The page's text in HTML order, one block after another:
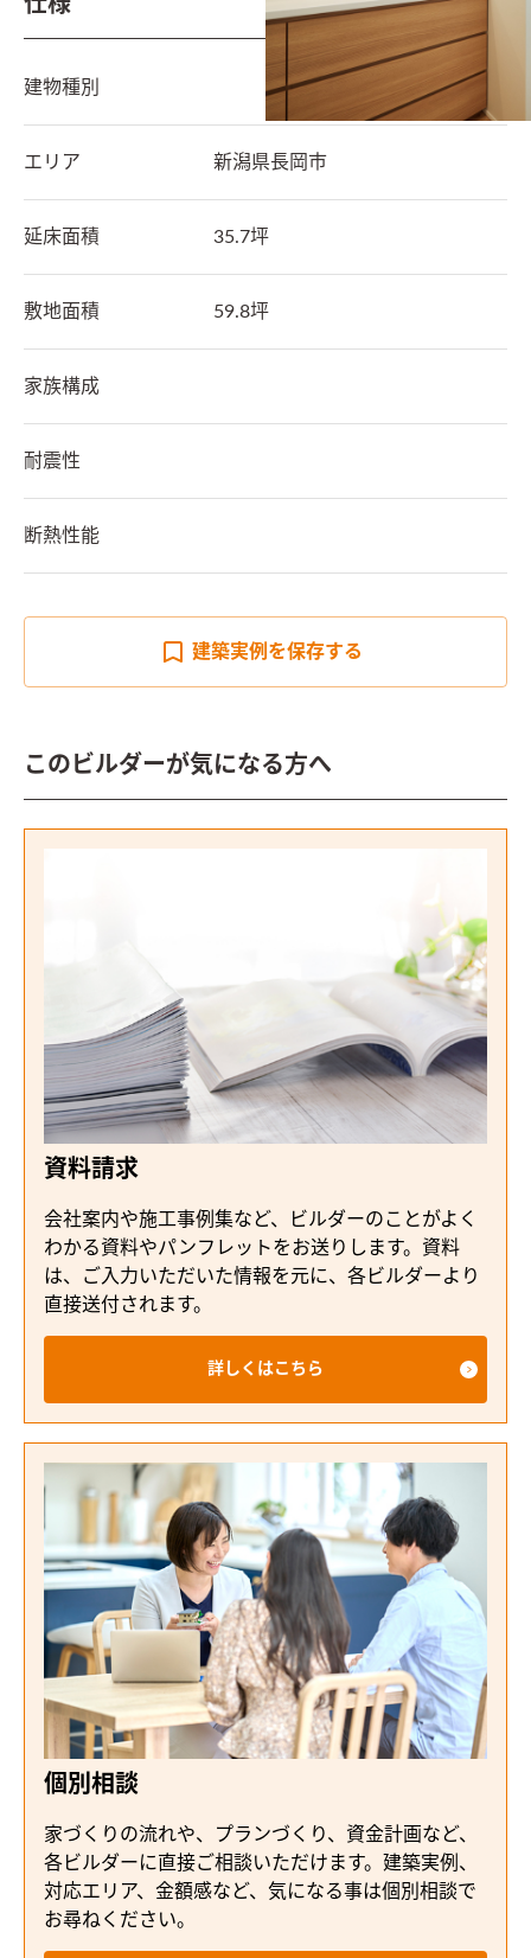
建物種別
エリア 新潟県長岡市
延床面積 35.7坪
敷地面積 59.8坪
家族構成
耐震性
断熱性能
建築実例を保存する
このビルダーが気になる方へ
資料請求
会社案内や施工事例集など、ビルダーのことがよく
わかる資料やパンフレットをお送りします。資料
は、ご入力いただいた情報を元に、各ビルダーより
直接送付されます。
詳しくはこちら
個別相談
家づくりの流れや、プランづくり、資金計画など、
各ビルダーに直接ご相談いただけます。建築実例、
対応エリア、金額感など、気になる事は個別相談で
お尋ねください。